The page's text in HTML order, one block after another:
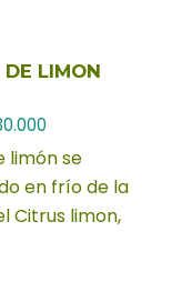
LIMON
limón se
en frío de la
Citrus limon,